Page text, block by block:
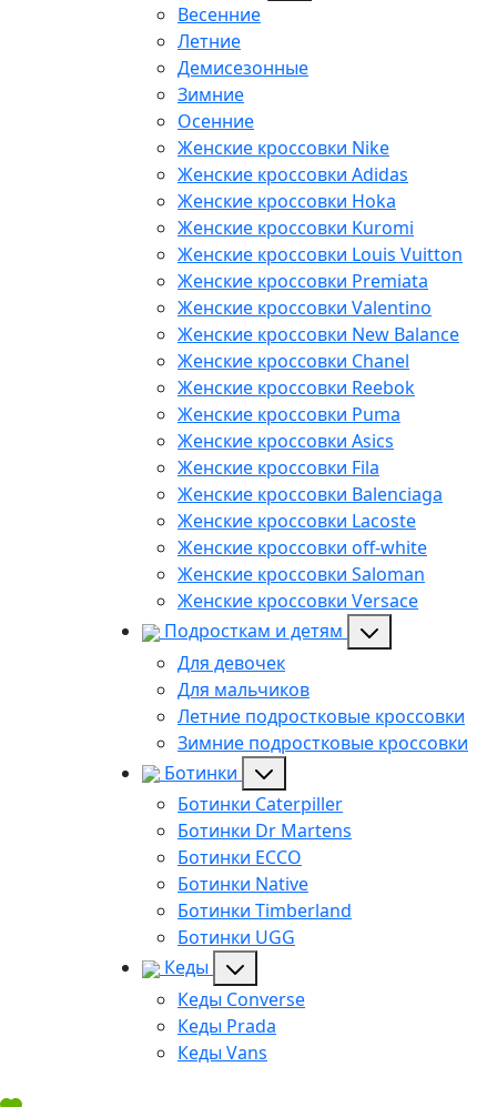
Весенние
Летние
Демисезонные
Зимние
Осенние
Женские кроссовки Nike
Женские кроссовки Adidas
Женские кроссовки Hoka
Женские кроссовки Kuromi
Женские кроссовки Louis Vuitton
Женские кроссовки Premiata
Женские кроссовки Valentino
Женские кроссовки New Balance
Женские кроссовки Chanel
Женские кроссовки Reebok
Женские кроссовки Puma
Женские кроссовки Asics
Женские кроссовки Fila
Женские кроссовки Balenciaga
Женские кроссовки Lacoste
Женские кроссовки off-white
Женские кроссовки Saloman
Женские кроссовки Versace
Подросткам и детям
Для девочек
Для мальчиков
Летние подростковые кроссовки
Зимние подростковые кроссовки
Ботинки
Ботинки Caterpiller
Ботинки Dr Martens
Ботинки ECCO
Ботинки Native
Ботинки Timberland
Ботинки UGG
Кеды
Кеды Converse
Кеды Prada
Кеды Vans